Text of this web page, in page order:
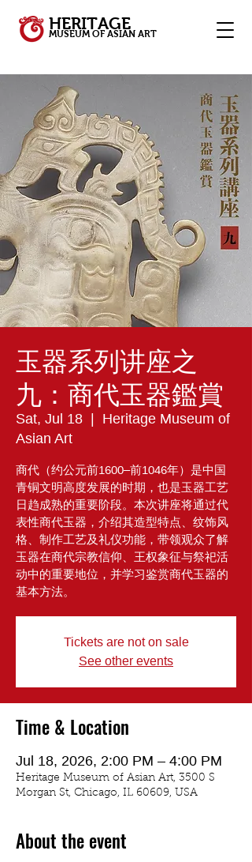
HERITAGE
MUSEUM OF ASIAN ART
玉器系列讲座之
九：商代玉器鑑賞
Sat, Jul 18
Heritage Museum of
Asian Art
商代（约公元前1600–前1046年）是中国
青铜文明高度发展的时期，也是玉器工艺
日趋成熟的重要阶段。本次讲座将通过代
表性商代玉器，介绍其造型特点、纹饰风
格、制作工艺及礼仪功能，带领观众了解
玉器在商代宗教信仰、王权象征与祭祀活
动中的重要地位，并学习鉴赏商代玉器的
基本方法。
Tickets are not on sale
See other events
Time & Location
Jul 18, 2026, 2:00 PM – 4:00 PM
Heritage Museum of Asian Art, 3500 S
Morgan St, Chicago, IL 60609, USA
About the event